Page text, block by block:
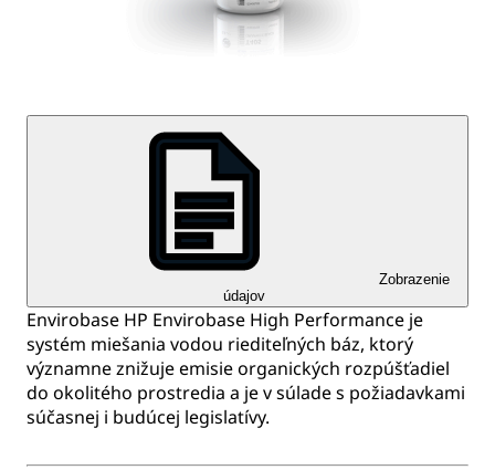
Zobrazenie
údajov
Envirobase HP Envirobase High Performance je
systém miešania vodou riediteľných báz, ktorý
významne znižuje emisie organických rozpúšťadiel
do okolitého prostredia a je v súlade s požiadavkami
súčasnej i budúcej legislatívy.